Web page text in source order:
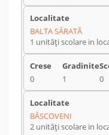
BALTA SĂRATĂ
1 unități scolare in
0 1 0
BÂSCOVENI
2 unități scolare in